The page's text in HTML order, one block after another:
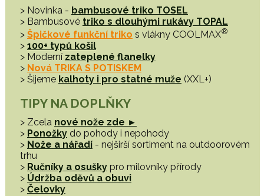
> Novinka - bambusové triko TOSEL
> Bambusové triko s dlouhými rukávy TOPAL
> Špičkové funkční triko s vlákny COOLMAX®
> 100+ typů košil
> Moderní zateplené flanelky
> Nová TRIKA S POTISKEM
> Šijeme kalhoty i pro statné muže (XXL+)
TIPY NA DOPLŇKY
> Zcela nové nože zde ►
> Ponožkydo pohody i nepohody
> Nože a nářadí- nejširší sortiment na outdoorovém
trhu
> Ručníky a osušky pro milovníky přírody
> Údržba oděvů a obuvi
> Čelovky